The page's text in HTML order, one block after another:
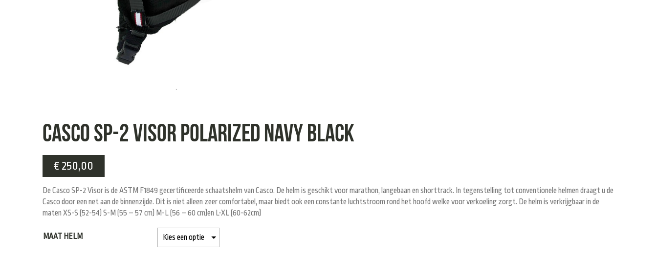
Casco SP-2 Visor Polarized navy black
€ 250,00
De Casco SP-2 Visor is de ASTM F1849 gecertificeerde schaatshelm van Casco. De helm is geschikt voor marathon, langebaan en shorttrack. In tegenstelling tot conventionele helmen draagt u de
Casco door een net aan de binnenzijde. Dit is niet alleen zeer comfortabel, maar biedt ook een constante luchtstroom rond het hoofd welke voor verkoeling zorgt. De helm is verkrijgbaar in de
maten XS-S (52-54) S-M (55 – 57 cm) M-L (56 – 60 cm)en L-XL (60-62cm)
MAAT HELM